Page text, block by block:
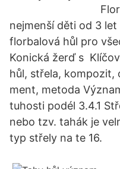
nejmenší děti od 3
florbalová hůl pro
Konická žerď s
hůl, střela, kompozit,
ment, metoda
tuhosti podél 3.4.1
nebo tzv. tahák je
typ střely na te 16.